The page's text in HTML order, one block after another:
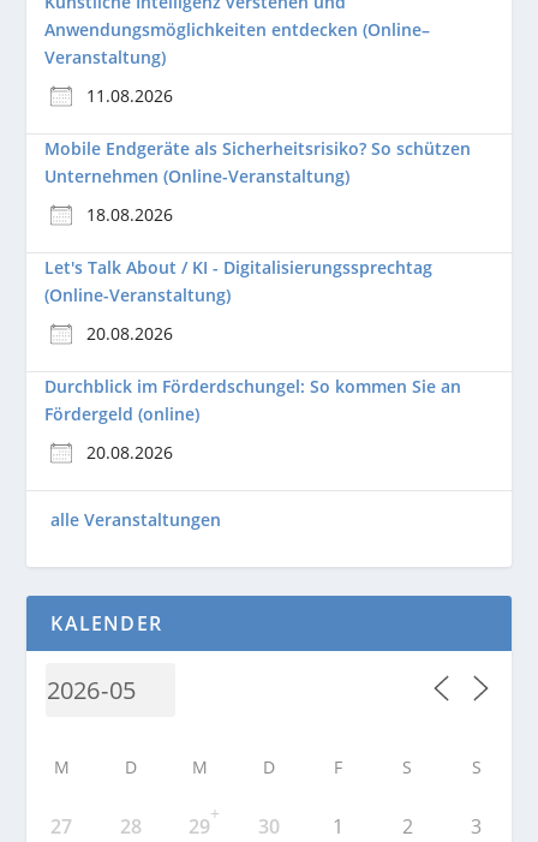
Anwendungsmöglichkeiten entdecken (Online–
Veranstaltung)
11.08.2026
Mobile Endgeräte als Sicherheitsrisiko? So schützen
Unternehmen (Online-Veranstaltung)
18.08.2026
Let's Talk About / KI - Digitalisierungssprechtag
(Online-Veranstaltung)
20.08.2026
Durchblick im Förderdschungel: So kommen Sie an
Fördergeld (online)
20.08.2026
alle Veranstaltungen
KALENDER
M D M D F S S
27 28 29
+
30 1 2 3